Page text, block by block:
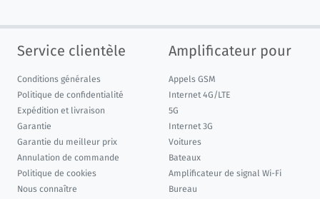
Service clientèle
Conditions générales
Politique de confidentialité
Expédition et livraison
Garantie
Garantie du meilleur prix
Annulation de commande
Politique de cookies
Nous connaître
Amplificateur pour
Appels GSM
Internet 4G/LTE
5G
Internet 3G
Voitures
Bateaux
Amplificateur de signal Wi-Fi
Bureau